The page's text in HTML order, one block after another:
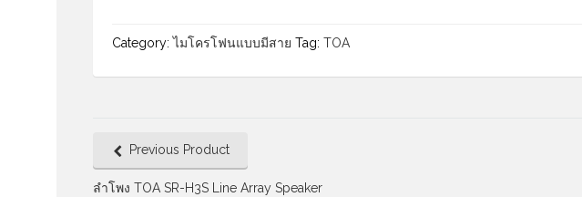
Category:ไมโครโฟนแบบมีสาย Tag: TOA
Previous Product
ลำโพง TOA SR-H3S Line Array Speaker